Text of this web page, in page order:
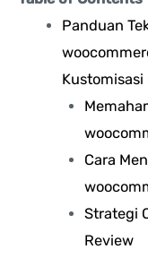
Panduan
Kustomisasi
Cara
Strategi
Review